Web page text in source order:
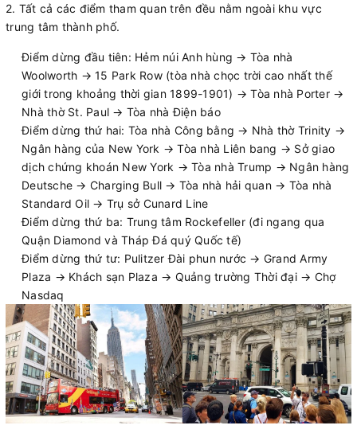
2. Tất cả các điểm tham quan trên đều nằm ngoài khu vực
trung tâm thành phố.
Điểm dừng đầu tiên: Hẻm núi Anh hùng → Tòa nhà
Woolworth → 15 Park Row (tòa nhà chọc trời cao nhất thế
giới trong khoảng thời gian 1899-1901) → Tòa nhà Porter →
Nhà thờ St. Paul → Tòa nhà Điện báo
Điểm dừng thứ hai: Tòa nhà Công bằng → Nhà thờ Trinity →
Ngân hàng của New York → Tòa nhà Liên bang → Sở giao
dịch chứng khoán New York → Tòa nhà Trump → Ngân hàng
Deutsche → Charging Bull → Tòa nhà hải quan → Tòa nhà
Standard Oil → Trụ sở Cunard Line
Điểm dừng thứ ba: Trung tâm Rockefeller (đi ngang qua
Quận Diamond và Tháp Đá quý Quốc tế)
Điểm dừng thứ tư: Pulitzer Đài phun nước → Grand Army
Plaza → Khách sạn Plaza → Quảng trường Thời đại → Chợ
Nasdaq